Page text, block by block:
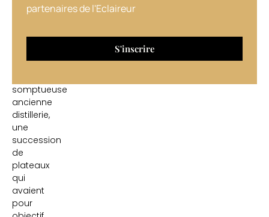
Midnight
Paris
dans
somptueuse
ancienne
distillerie,
une
succession
de
plateaux
qui
avaient
pour
partenaires de l'Eclaireur